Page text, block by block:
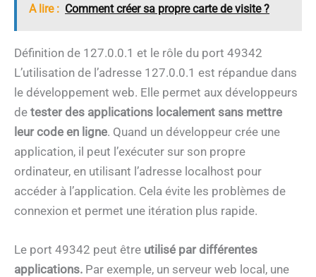
A lire : Comment créer sa propre carte de visite ?
Définition de 127.0.0.1 et le rôle du port 49342
L’utilisation de l’adresse 127.0.0.1 est répandue dans
le développement web. Elle permet aux développeurs
de tester des applications localement sans mettre
leur code en ligne. Quand un développeur crée une
application, il peut l’exécuter sur son propre
ordinateur, en utilisant l’adresse localhost pour
accéder à l’application. Cela évite les problèmes de
connexion et permet une itération plus rapide.
Le port 49342 peut être utilisé par différentes
applications. Par exemple, un serveur web local, une